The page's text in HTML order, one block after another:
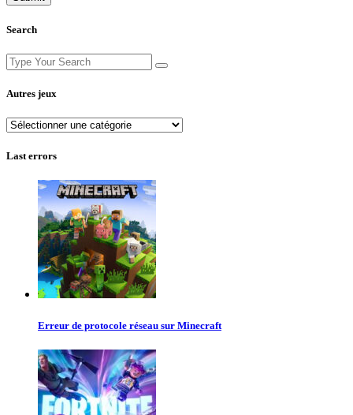
Search
Search
for:
Autres jeux
Autres
Last errors
Erreur de protocole réseau sur Minecraft